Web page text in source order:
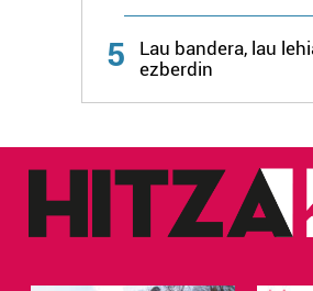
zerbitzuak hobetzeko asmoz, cookie
5
Lau bandera, lau
ezberdin